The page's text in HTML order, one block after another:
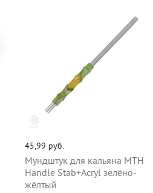
45,99 руб.
Мундштук для кальяна MTH
Handle Stab+Acryl зелёно-
жёлтый